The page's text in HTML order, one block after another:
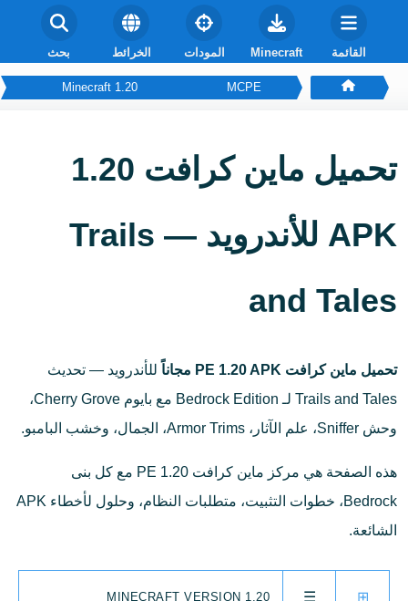
القائمة Minecraft المودات الخرائط بحث
MCPE
Minecraft 1.20
تحميل ماين كرافت 1.20
APK للأندرويد — Trails
and Tales
تحميل ماين كرافت PE 1.20 APK مجاناً
للأندرويد — تحديث
Trails and Tales لـ Bedrock Edition مع بايوم Cherry Grove،
وحش Sniffer، علم الآثار، Armor Trims، الجمال، وخشب البامبو.
هذه الصفحة هي مركز ماين كرافت PE 1.20 مع كل بنى
Bedrock، خطوات التثبيت، متطلبات النظام، وحلول لأخطاء APK
الشائعة.
⊞
☰
MINECRAFT VERSION 1.20